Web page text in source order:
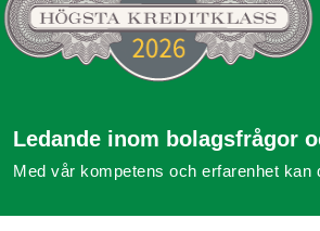
Ledande inom bolagsfrågor
Med vår kompetens och erfarenhet kan